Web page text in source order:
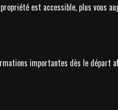
est accessible, plus vous
importantes dès le départ